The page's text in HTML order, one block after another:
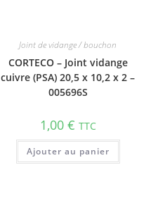
Joint de vidange / bouchon
CORTECO – Joint vidange
cuivre (PSA) 20,5 x 10,2 x 2 –
005696S
1,00 € TTC
Ajouter au panier